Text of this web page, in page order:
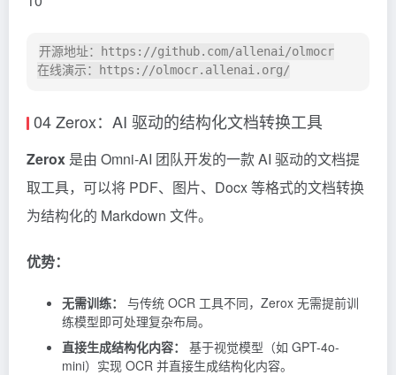
开源地址：https://github.com/allenai/olmocr
04 Zerox：AI 驱动的结构化文档转换工具
Zerox 是由 Omni-AI 团队开发的一款 AI 驱动的文档提
取工具，可以将 PDF、图片、Docx 等格式的文档转换
为结构化的 Markdown 文件。
优势：
无需训练：
与传统 OCR 工具不同，Zerox 无需提前训
练模型即可处理复杂布局。
直接生成结构化内容：
基于视觉模型（如 GPT-4o-
mini）实现 OCR 并直接生成结构化内容。